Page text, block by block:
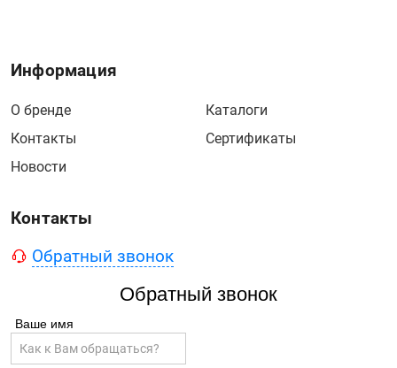
Информация
О бренде
Контакты
Новости
Каталоги
Сертификаты
Контакты
Обратный звонок
Обратный звонок
Ваше имя